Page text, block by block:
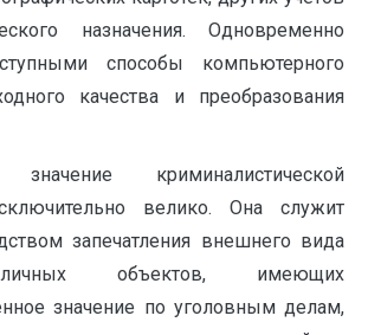
назначения. Одновременно
способы компьютерного
качества и преобразования
значение криминалистической
велико. Она служит
запечатления внешнего вида
объектов, имеющих
значение по уголовным делам,